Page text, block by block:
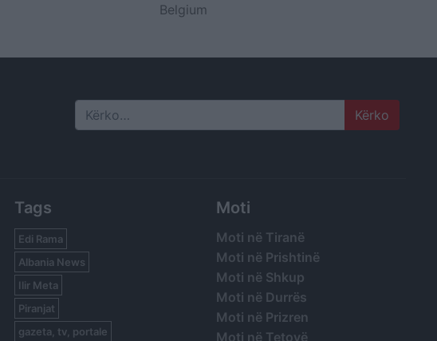
Belgium
Search
Tags
Edi Rama
Albania News
Ilir Meta
Piranjat
gazeta, tv, portale
Moti
Moti në Tiranë
Moti në Prishtinë
Moti në Shkup
Moti në Durrës
Moti në Prizren
Moti në Tetovë